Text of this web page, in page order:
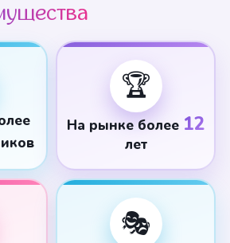
🏆
На рынке более 12
лет
🎭